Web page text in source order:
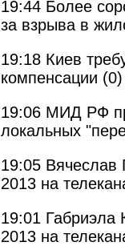
19:44 Более
за взрыва в
19:18 Киев
компенсации (0)
19:06 МИД РФ
локальных
19:05 Вячеслав
2013 на
19:01 Габриэла
2013 на